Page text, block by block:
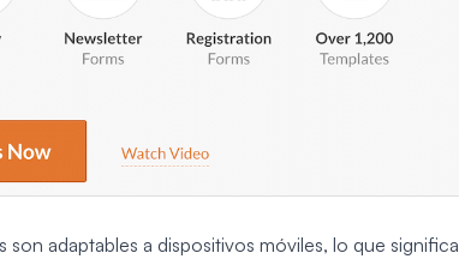
adaptables a dispositivos móviles, lo que significa